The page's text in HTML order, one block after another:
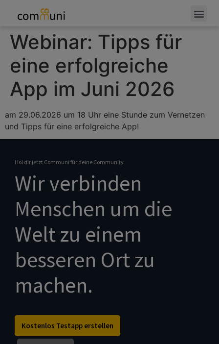
Webinar: Tipps für
eine erfolgreiche
App im Juni 2026
am 29.06.2026 um 18 Uhr eine Stunde zum Vernetzen
und Tipps für eine erfolgreiche App!
Hol dir jetzt Communi für deine Community
Wir verbinden
Menschen um die
Welt zu einem
besseren Ort zu
machen.
Kostenlos Testapp erstellen